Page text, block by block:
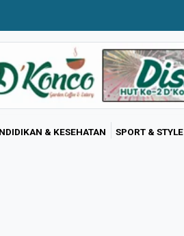
& KESEHATAN SPORT & STYLE